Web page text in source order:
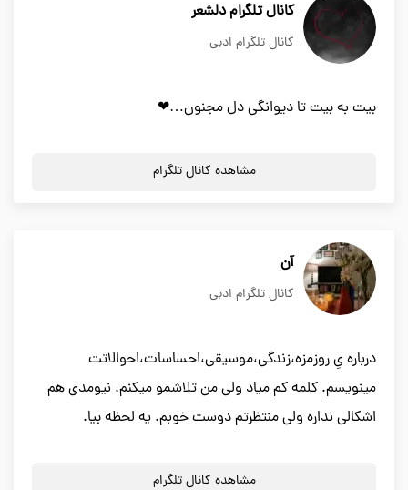
کانال تلگرام دلشعر
کانال تلگرام ادبی
بیت به بیت تا دیوانگی دل مجنون…❤
مشاهده کانال تلگرام
آن
کانال تلگرام ادبی
درباره یِ روزمزه،زندگی،موسیقی،احساسات،احوالاتت
مینویسم. کلمه کم میاد ولی من تلاشمو میکنم. نیومدی هم
اشکالی نداره ولی منتظرتم دوست خوبم. یه لحظه بیا.
مشاهده کانال تلگرام